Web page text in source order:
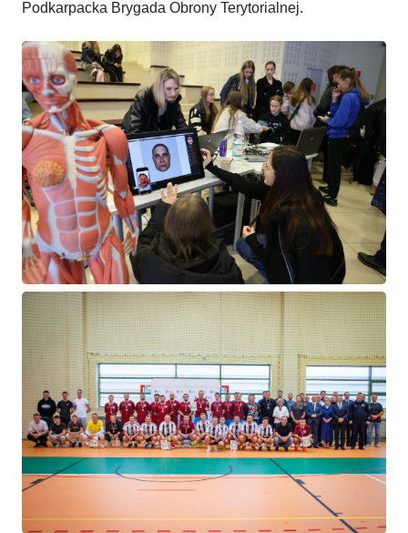
Podkarpacka Brygada Obrony Terytorialnej.